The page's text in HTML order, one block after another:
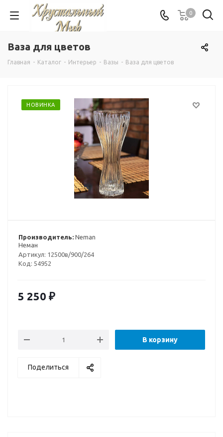
0
Ваза для цветов
Главная - Каталог - Интерьер - Вазы - Ваза для цветов
НОВИНКА
Производитель: Neman
Неман
Артикул: 12500в/900/264
Код: 54952
5 250 ₽
В корзину
Поделиться